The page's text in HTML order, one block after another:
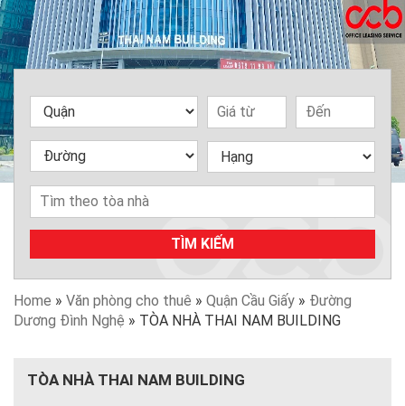
TÌM KIẾM
Home » Văn phòng cho thuê » Quận Cầu Giấy » Đường
Dương Đình Nghệ » TÒA NHÀ THAI NAM BUILDING
TÒA NHÀ THAI NAM BUILDING